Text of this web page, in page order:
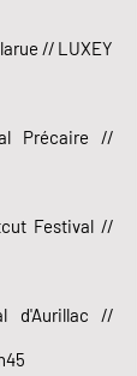
// LUXEY
Précaire //
Festival //
d'Aurillac //